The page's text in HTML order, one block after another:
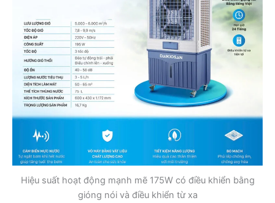
Hiệu suất hoạt động mạnh mẽ 175W có điều khiển bằng
gióng nói và điều khiển từ xa